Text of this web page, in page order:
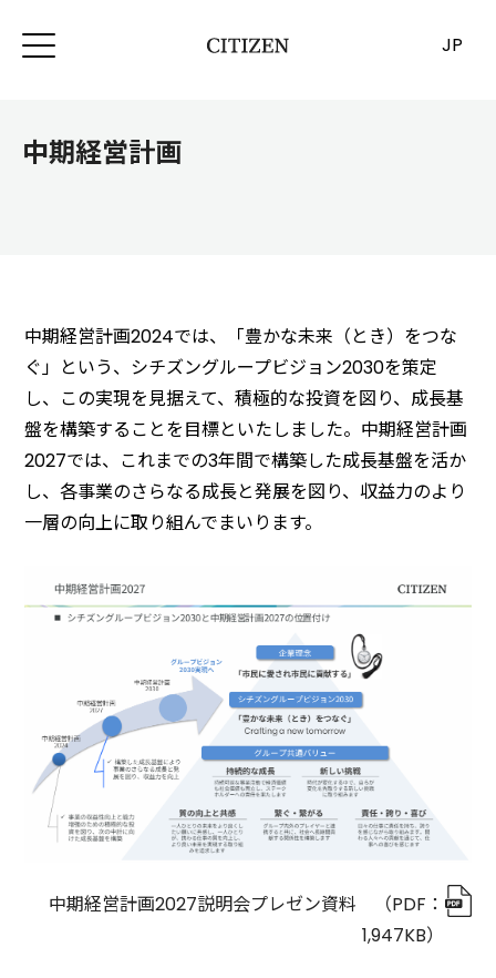
JP
中期経営計画
中期経営計画2024では、「豊かな未来（とき）をつな
ぐ」という、シチズングループビジョン2030を策定
し、この実現を見据えて、積極的な投資を図り、成⾧基
盤を構築することを目標といたしました。中期経営計画
2027では、これまでの3年間で構築した成⾧基盤を活か
し、各事業のさらなる成⾧と発展を図り、収益力のより
一層の向上に取り組んでまいります。
中期経営計画2027説明会プレゼン資料 （PDF：
1,947KB）